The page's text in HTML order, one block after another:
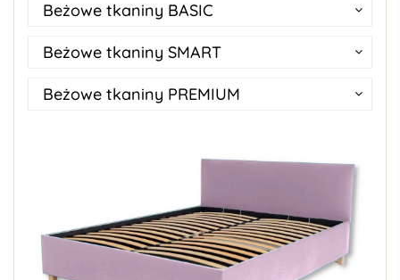
Beżowe tkaniny BASIC
Beżowe tkaniny SMART
Beżowe tkaniny PREMIUM